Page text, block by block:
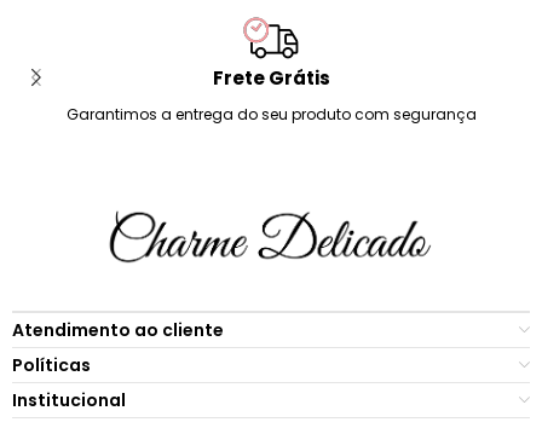
Frete Grátis
Garantimos a entrega do seu produto com segurança
Atendimento ao cliente
Políticas
Institucional